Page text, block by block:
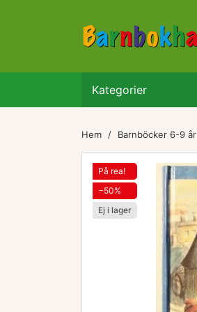
Kategorier
Hem Barnböcker 6-9 år
På rea!
−50%
Ej i lager